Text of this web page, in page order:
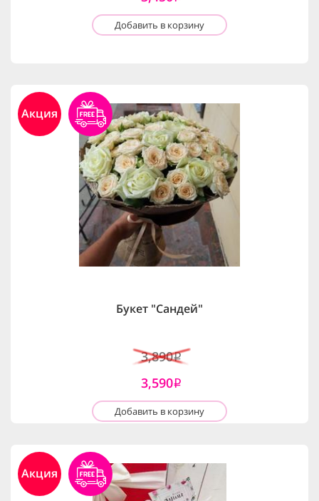
Добавить в корзину
Акция
Букет "Сандей"
3,890i
3,590i
Добавить в корзину
Акция